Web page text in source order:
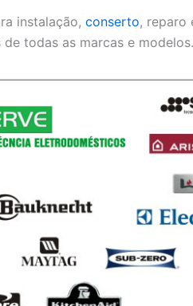
instalação, conserto, reparo
todas as marcas e modelos.